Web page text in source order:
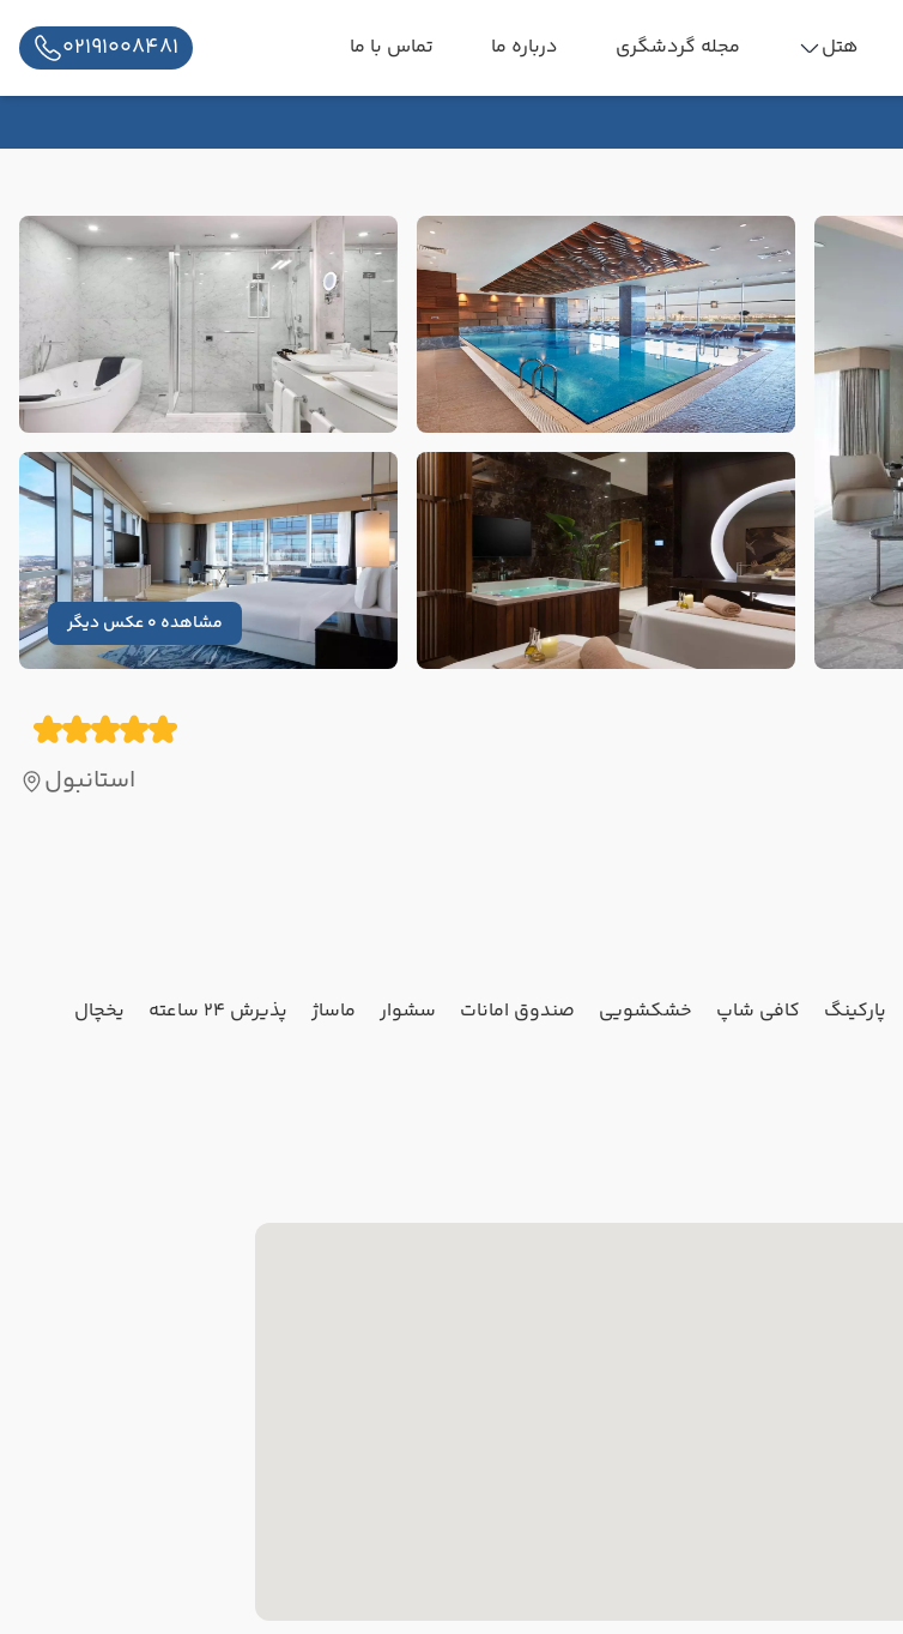
هتل مجله گردشگری درباره ما تماس با ما 02191008481
مشاهده 0 عکس دیگر
استانبول
پارکینگ کافی شاپ خشکشویی صندوق امانات سشوار ماساژ پذیرش 24 ساعته یخچال